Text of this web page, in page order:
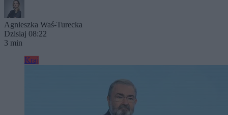
Agnieszka Waś-Turecka
Dzisiaj 08:22
3 min
Kraj